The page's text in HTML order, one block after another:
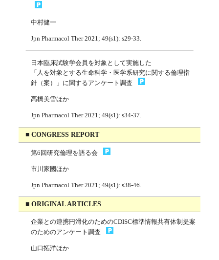
中村健一
Jpn Pharmacol Ther 2021; 49(s1): s29-33.
日本臨床試験学会員を対象として実施した
「人を対象とする生命科学・医学系研究に関する倫理指
針（案）」に関するアンケート調査
高橋美雪ほか
Jpn Pharmacol Ther 2021; 49(s1): s34-37.
■ CONGRESS REPORT
第6回研究倫理を語る会
市川家國ほか
Jpn Pharmacol Ther 2021; 49(s1): s38-46.
■ ORIGINAL ARTICLES
企業との連携円滑化のためのCDISC標準情報共有体制提案
のためのアンケート調査
山口拓洋ほか